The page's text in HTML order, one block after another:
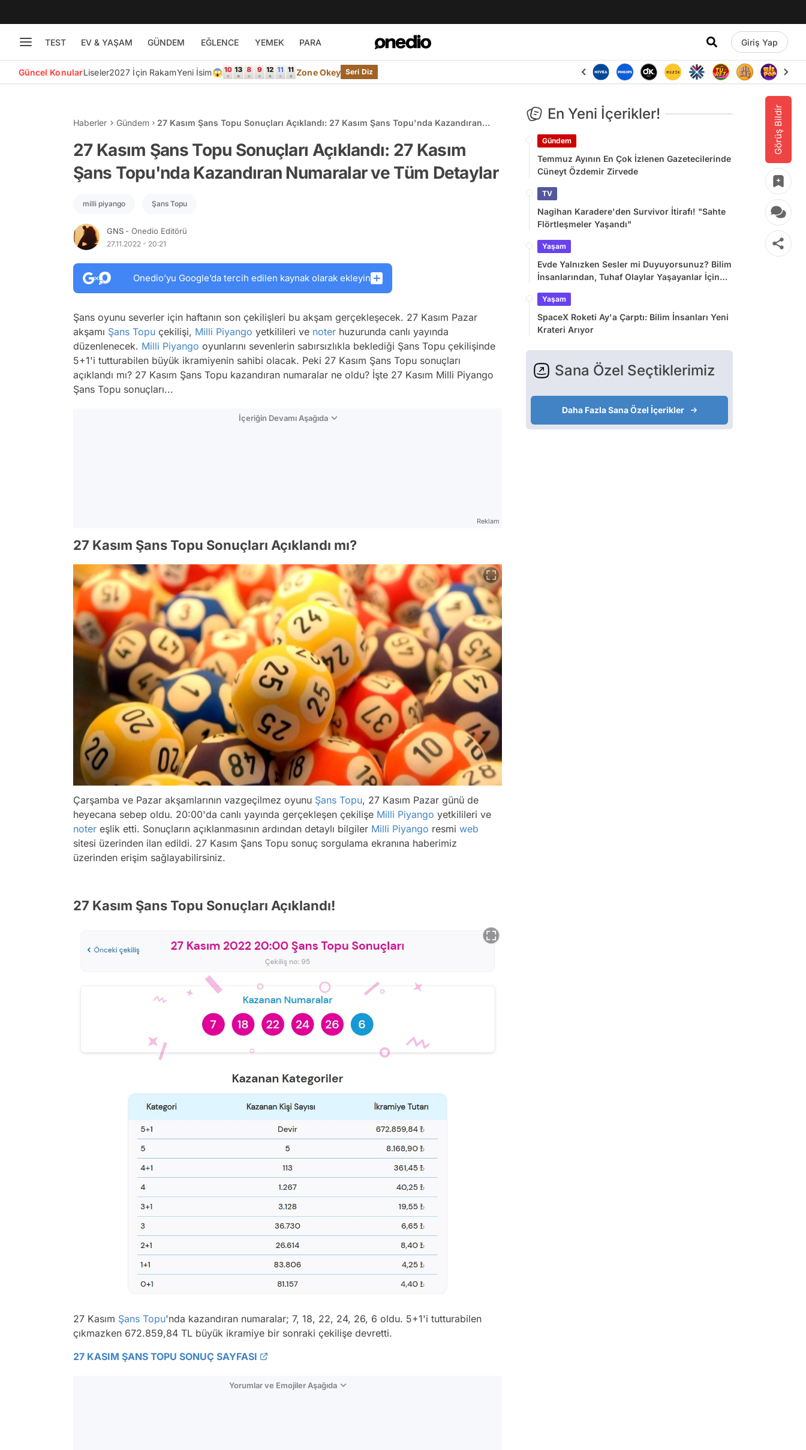
TEST EV & YAŞAM GÜNDEM EĞLENCE YEMEK PARA Giriş Yap
Güncel KonularLiseler2027 İçin RakamYeni İsim😱 Zone Okey Seri Diz
Görüş Bildir
Haberler Gündem
27 Kasım Şans Topu Sonuçları Açıklandı: 27 Kasım Şans Topu'nda Kazandıran
27 Kasım Şans Topu Sonuçları Açıklandı: 27 Kasım
Şans Topu'nda Kazandıran Numaralar ve Tüm Detaylar
milli piyango Şans Topu
GNS - Onedio Editörü
27.11.2022 - 20:21
Onedio’yu Google’da tercih edilen kaynak olarak ekleyin
Şans oyunu severler için haftanın son çekilişleri bu akşam gerçekleşecek. 27 Kasım Pazar
akşamı Şans Topu çekilişi, Milli Piyango yetkilileri ve noter huzurunda canlı yayında
düzenlenecek. Milli Piyango oyunlarını sevenlerin sabırsızlıkla beklediği Şans Topu çekilişinde
5+1'i tutturabilen büyük ikramiyenin sahibi olacak. Peki 27 Kasım Şans Topu sonuçları
açıklandı mı? 27 Kasım Şans Topu kazandıran numaralar ne oldu? İşte 27 Kasım Milli Piyango
Şans Topu sonuçları...
İçeriğin Devamı Aşağıda
Reklam
27 Kasım Şans Topu Sonuçları Açıklandı mı?
Çarşamba ve Pazar akşamlarının vazgeçilmez oyunu Şans Topu, 27 Kasım Pazar günü de
heyecana sebep oldu. 20:00'da canlı yayında gerçekleşen çekilişe Milli Piyango yetkilileri ve
noter eşlik etti. Sonuçların açıklanmasının ardından detaylı bilgiler Milli Piyango resmi web
sitesi üzerinden ilan edildi. 27 Kasım Şans Topu sonuç sorgulama ekranına haberimiz
üzerinden erişim sağlayabilirsiniz.
27 Kasım Şans Topu Sonuçları Açıklandı!
27 Kasım Şans Topu'nda kazandıran numaralar; 7, 18, 22, 24, 26, 6 oldu. 5+1'i tutturabilen
çıkmazken 672.859,84 TL büyük ikramiye bir sonraki çekilişe devretti.
27 KASIM ŞANS TOPU SONUÇ SAYFASI
Yorumlar ve Emojiler Aşağıda
En Yeni İçerikler!
Gündem
Temmuz Ayının En Çok İzlenen Gazetecilerinde
Cüneyt Özdemir Zirvede
TV
Nagihan Karadere'den Survivor İtirafı! "Sahte
Flörtleşmeler Yaşandı"
Yaşam
Evde Yalnızken Sesler mi Duyuyorsunuz? Bilim
İnsanlarından, Tuhaf Olaylar Yaşayanlar İçin
Yaşam
SpaceX Roketi Ay'a Çarptı: Bilim İnsanları Yeni
Krateri Arıyor
Sana Özel Seçtiklerimiz
Daha Fazla Sana Özel İçerikler